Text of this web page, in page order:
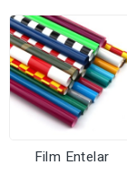
Film Entelar